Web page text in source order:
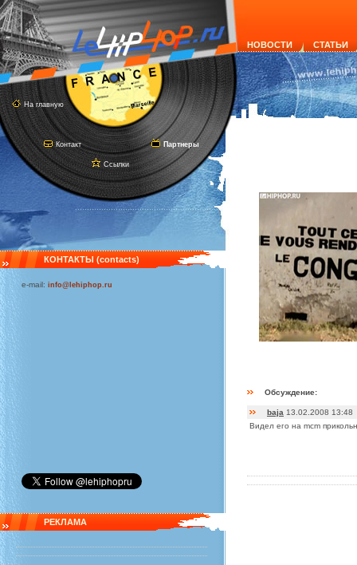
На главную
Контакт
Ссылки
Партнеры
НОВОСТИ СТАТЬИ
КОНТАКТЫ (contacts)
e-mail: info@lehiphop.ru
РЕКЛАМА
Обсуждение:
baja 13.02.2008 13:48
Видел его на mcm